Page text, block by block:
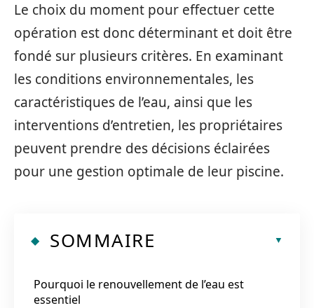
Le choix du moment pour effectuer cette
opération est donc déterminant et doit être
fondé sur plusieurs critères. En examinant
les conditions environnementales, les
caractéristiques de l’eau, ainsi que les
interventions d’entretien, les propriétaires
peuvent prendre des décisions éclairées
pour une gestion optimale de leur piscine.
SOMMAIRE
Pourquoi le renouvellement de l’eau est
essentiel